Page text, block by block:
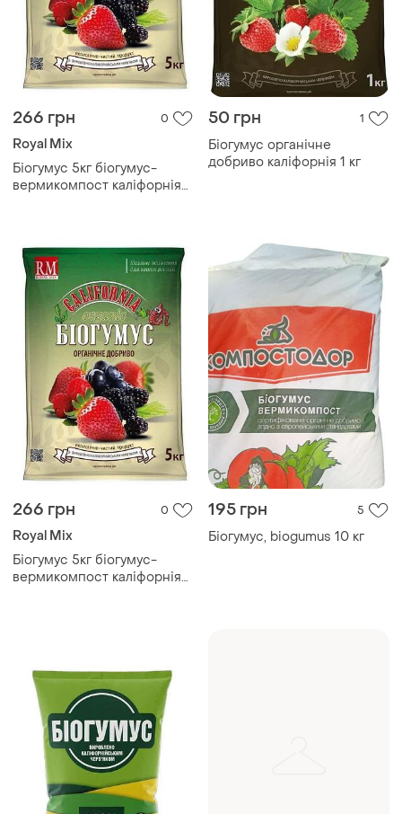
266 грн 0
Royal Mix
Біогумус 5кг біогумус-
вермикомпост каліфорнія
50 грн 1
Біогумус органічне
добриво каліфорнія 1 кг
266 грн 0
Royal Mix
Біогумус 5кг біогумус-
вермикомпост каліфорнія
195 грн 5
Біогумус, biogumus 10 кг